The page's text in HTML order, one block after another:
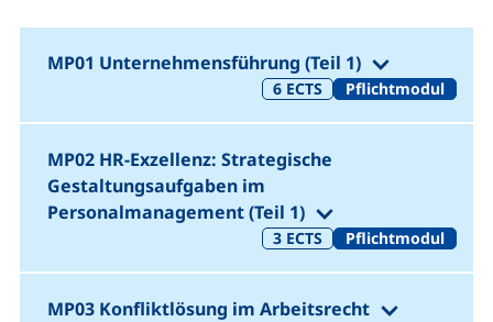
MP01 Unternehmensführung (Teil 1) (1.
6 ECTS Pflichtmodul
MP02 HR-Exzellenz: Strategische
Gestaltungsaufgaben im
Personalmanagement (Teil 1)
(1. Semester)
3 ECTS Pflichtmodul
MP03 Konfliktlösung im Arbeitsrecht (1.